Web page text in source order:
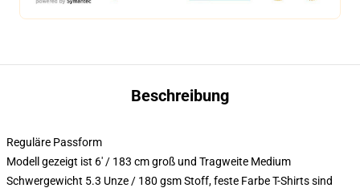
Beschreibung
Reguläre Passform
Modell gezeigt ist 6' / 183 cm groß und Tragweite Medium
Schwergewicht 5.3 Unze / 180 gsm Stoff, feste Farbe T-Shirts sind